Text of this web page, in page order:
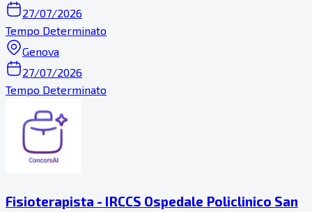
27/07/2026
Tempo Determinato
Genova
27/07/2026
Tempo Determinato
Fisioterapista - IRCCS Ospedale Policlinico San